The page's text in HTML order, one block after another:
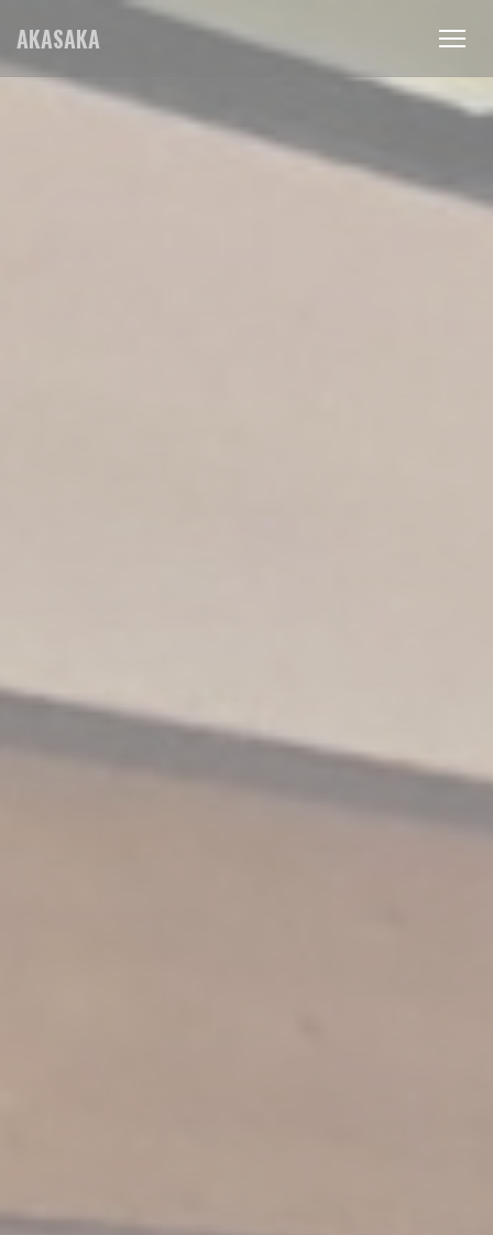
Personalización de sus opciones de cookies
AKASAKA